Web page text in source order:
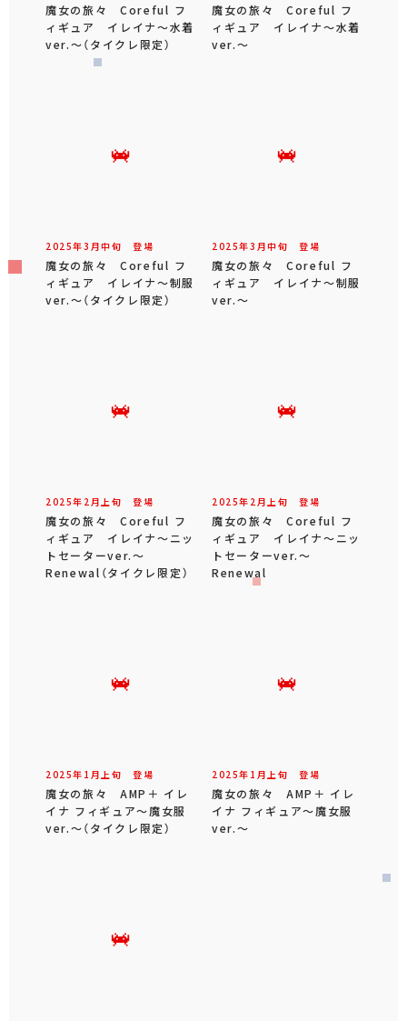
魔女の旅々 Coreful フ
ィギュア イレイナ～水着
ver.～（タイクレ限定）
魔女の旅々 Coreful フ
ィギュア イレイナ～水着
ver.～
2025年3 月中旬 登場
魔女の旅々 Coreful フ
ィギュア イレイナ～制服
ver.～（タイクレ限定）
2025年3 月中旬 登場
魔女の旅々 Coreful フ
ィギュア イレイナ～制服
ver.～
2025年 2 月 上旬 登場
魔女の旅々 Coreful フ
ィギュア イレイナ～ニッ
トセーターver.～
Renewal（タイクレ限定）
2025年 2 月 上旬 登場
魔女の旅々 Coreful フ
ィギュア イレイナ～ニッ
トセーターver.～
Renewal
2025年 1 月 上旬 登場
魔女の旅々 AMP＋ イレ
イナ フィギュア～魔女服
ver.～（タイクレ限定）
2025年 1 月 上旬 登場
魔女の旅々 AMP＋ イレ
イナ フィギュア～魔女服
ver.～